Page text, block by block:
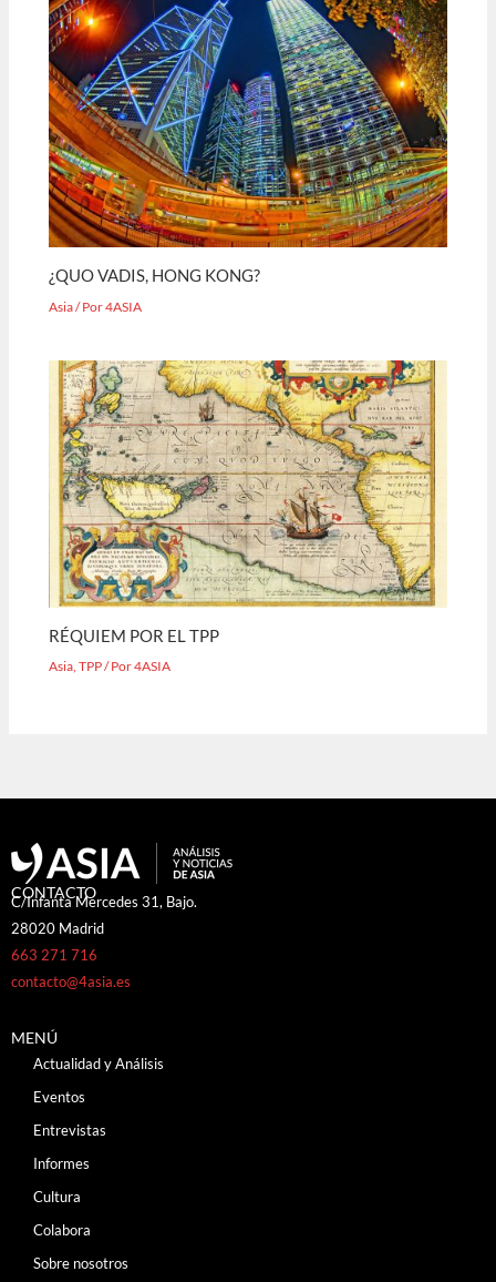
¿QUO VADIS, HONG KONG?
Asia/ Por4ASIA
RÉQUIEM POR EL TPP
Asia,TPP/ Por4ASIA
CONTACTO
C/Infanta Mercedes 31, Bajo.
28020 Madrid
663 271 716
contacto@4asia.es
MENÚ
Actualidad y Análisis
Eventos
Entrevistas
Informes
Cultura
Colabora
Sobre nosotros